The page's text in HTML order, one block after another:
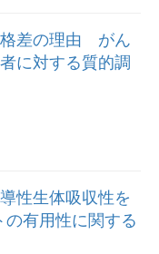
格差の理由 がん
に対する質的調
性生体吸収性を
有用性に関する